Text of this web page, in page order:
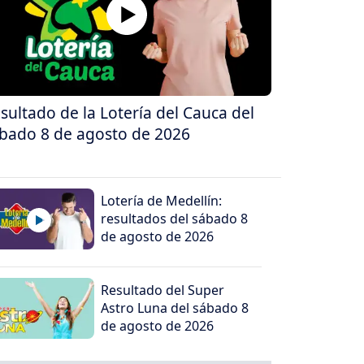
de la Lotería del Cauca del
8 de agosto de 2026
Lotería de Medellín:
resultados del sábado 8
de agosto de 2026
Resultado del Super
Astro Luna del sábado 8
de agosto de 2026